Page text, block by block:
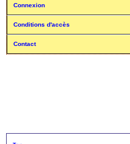
Connexion
Conditions d'accès
Contact